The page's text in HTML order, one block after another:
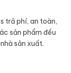
trả phí, an toàn,
sản phẩm đều
sản xuất.